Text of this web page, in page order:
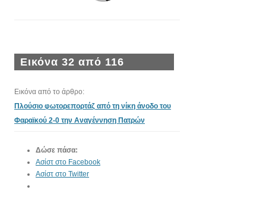
Εικόνα 32 από 116
Εικόνα από το άρθρο:
Πλούσιο φωτορεπορτάζ από τη νίκη άνοδο του
Φαραϊκού 2-0 την Αναγέννηση Πατρών
Δώσε πάσα:
Ασίστ στο Facebook
Ασίστ στο Twitter